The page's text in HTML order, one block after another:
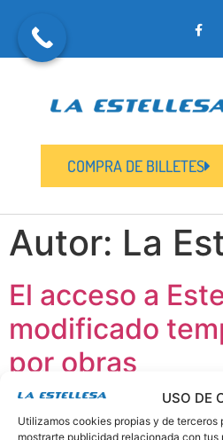
USO DE
Utilizamos cookies propias y de terceros
mostrarte publicidad relacionada con
COMPRA DE BILLETES
Autor: La
El acceso a
modificado
por obras
A partir del viernes 9 de junio
va a poder acceder a Estella